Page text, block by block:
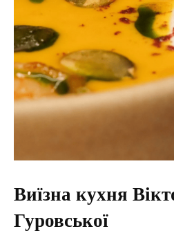
Виїзна кухня
Гуровської